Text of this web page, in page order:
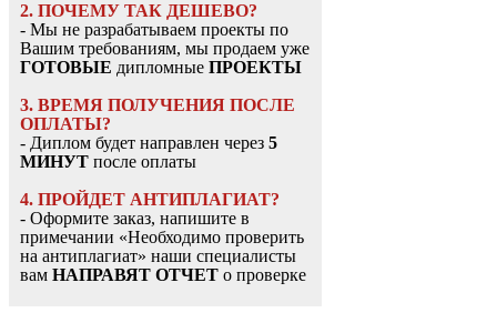
2. ПОЧЕМУ ТАК ДЕШЕВО?
- Мы не разрабатываем проекты по
Вашим требованиям, мы продаем уже
ГОТОВЫЕ дипломные ПРОЕКТЫ
3. ВРЕМЯ ПОЛУЧЕНИЯ ПОСЛЕ
ОПЛАТЫ?
- Диплом будет направлен через 5
МИНУТ после оплаты
4. ПРОЙДЕТ АНТИПЛАГИАТ?
- Оформите заказ, напишите в
примечании «Необходимо проверить
на антиплагиат» наши специалисты
вам НАПРАВЯТ ОТЧЕТ о проверке